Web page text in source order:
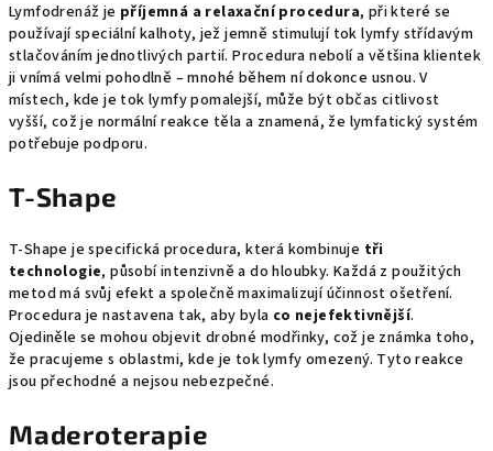
Lymfodrenáž je příjemná a relaxační procedura, při které se
používají speciální kalhoty, jež jemně stimulují tok lymfy střídavým
stlačováním jednotlivých partií. Procedura nebolí a většina klientek
ji vnímá velmi pohodlně – mnohé během ní dokonce usnou. V
místech, kde je tok lymfy pomalejší, může být občas citlivost
vyšší, což je normální reakce těla a znamená, že lymfatický systém
potřebuje podporu.
T-Shape
T-Shape je specifická procedura, která kombinuje tři
technologie, působí intenzivně a do hloubky. Každá z použitých
metod má svůj efekt a společně maximalizují účinnost ošetření.
Procedura je nastavena tak, aby byla co nejefektivnější.
Ojediněle se mohou objevit drobné modřinky, což je známka toho,
že pracujeme s oblastmi, kde je tok lymfy omezený. Tyto reakce
jsou přechodné a nejsou nebezpečné.
Maderoterapie